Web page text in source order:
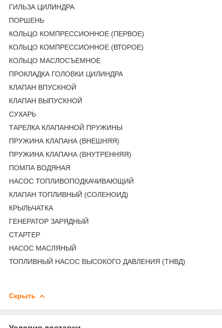
ГИЛЬЗА ЦИЛИНДРА
ПОРШЕНЬ
КОЛЬЦО КОМПРЕССИОННОЕ (ПЕРВОЕ)
КОЛЬЦО КОМПРЕССИОННОЕ (ВТОРОЕ)
КОЛЬЦО МАСЛОСЪЕМНОЕ
ПРОКЛАДКА ГОЛОВКИ ЦИЛИНДРА
КЛАПАН ВПУСКНОЙ
КЛАПАН ВЫПУСКНОЙ
СУХАРЬ
ТАРЕЛКА КЛАПАННОЙ ПРУЖИНЫ
ПРУЖИНА КЛАПАНА (ВНЕШНЯЯ)
ПРУЖИНА КЛАПАНА (ВНУТРЕННЯЯ)
ПОМПА ВОДЯНАЯ
НАСОС ТОПЛИВОПОДКАЧИВАЮЩИЙ
КЛАПАН ТОПЛИВНЫЙ (СОЛЕНОИД)
КРЫЛЬЧАТКА
ГЕНЕРАТОР ЗАРЯДНЫЙ
СТАРТЕР
НАСОС МАСЛЯНЫЙ
ТОПЛИВНЫЙ НАСОС ВЫСОКОГО ДАВЛЕНИЯ (ТНВД)
Скрыть